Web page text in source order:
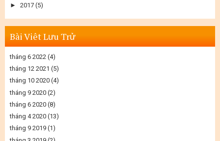
► 2017 (5)
Bài Viêt Lưu Trử
tháng 6 2022 (4)
tháng 12 2021 (5)
tháng 10 2020 (4)
tháng 9 2020 (2)
tháng 6 2020 (8)
tháng 4 2020 (13)
tháng 9 2019 (1)